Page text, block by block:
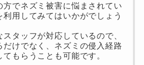
方でネズミ被害に悩まされてい
利用してみてはいかがでしょう
タッフが対応しているので、
だけでなく、ネズミの侵入経路
もらうことも可能です。